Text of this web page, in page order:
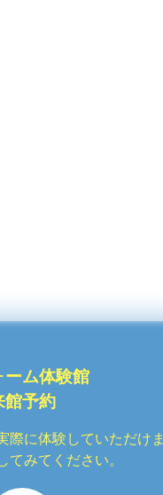
ーム体験館
館予約
際に体験していただけま
みてください。